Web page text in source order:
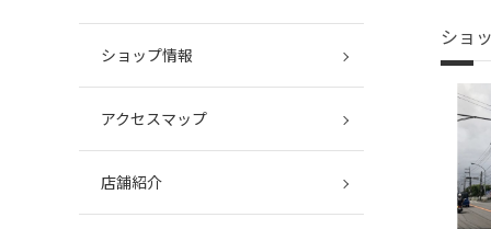
ショップ情報
アクセスマップ
店舗紹介
ショ